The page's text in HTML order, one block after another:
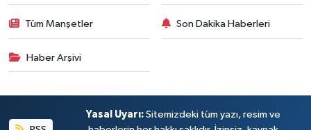
Tüm Manşetler Son Dakika Haberleri
Haber Arşivi
Yasal Uyarı: Sitemizdeki tüm yazı, resim ve